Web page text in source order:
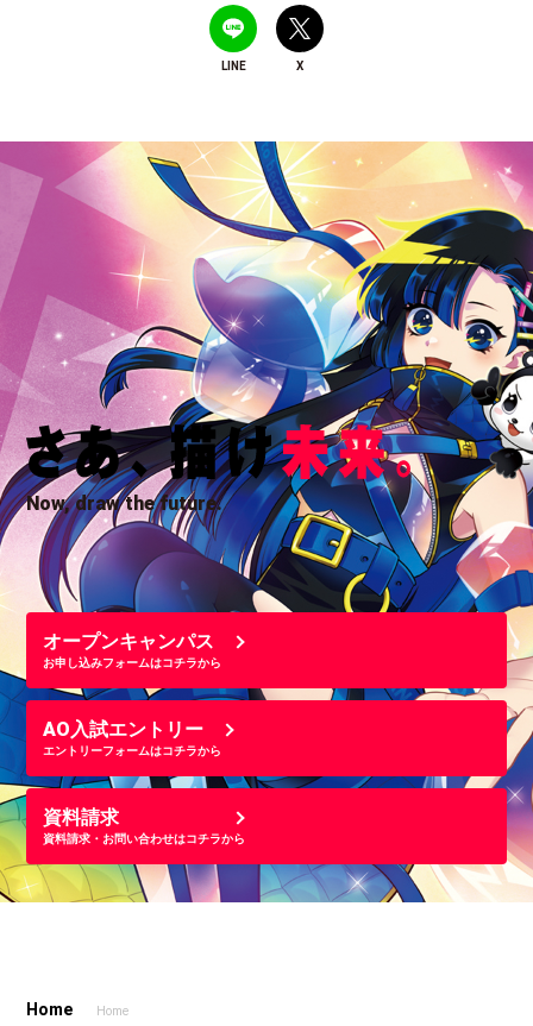
LINE X
Now, draw the future.
オープンキャンパス
お申し込みフォームはコチラから
AO入試エントリー
エントリーフォームはコチラから
資料請求
資料請求・お問い合わせはコチラから
Home Home